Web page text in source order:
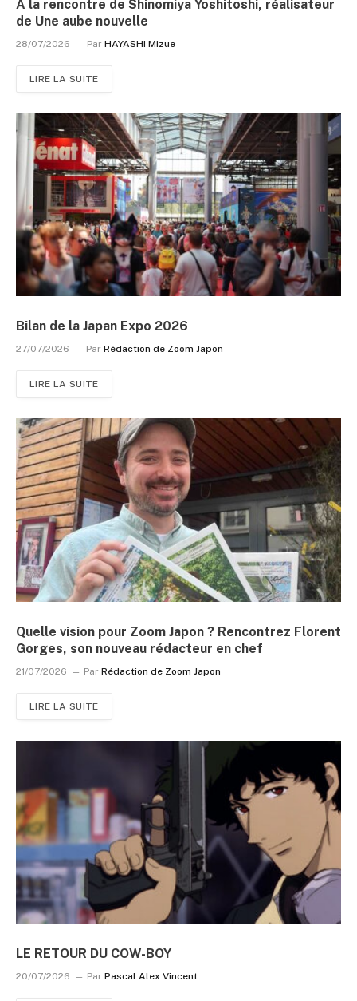
À la rencontre de Shinomiya Yoshitoshi, réalisateur
de Une aube nouvelle
28/07/2026 Par HAYASHI Mizue
LIRE LA SUITE
Bilan de la Japan Expo 2026
27/07/2026 Par Rédaction de Zoom Japon
LIRE LA SUITE
Quelle vision pour Zoom Japon ? Rencontrez Florent
Gorges, son nouveau rédacteur en chef
21/07/2026 Par Rédaction de Zoom Japon
LIRE LA SUITE
LE RETOUR DU COW-BOY
20/07/2026 Par Pascal Alex Vincent